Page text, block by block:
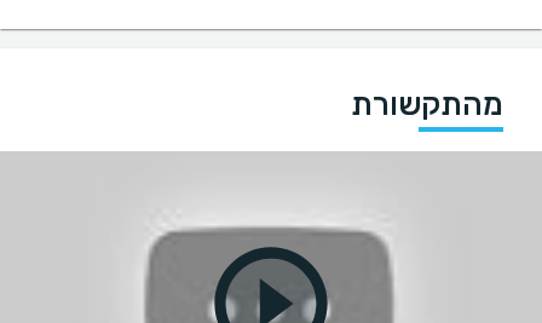
מהתקשורת